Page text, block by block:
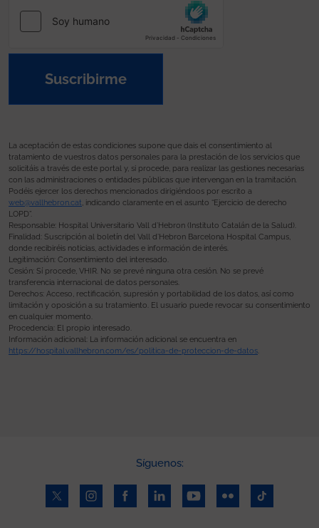
Suscribirme
La aceptación de estas condiciones supone que dais el consentimiento al
tratamiento de vuestros datos personales para la prestación de los servicios que
solicitáis a través de este portal y, si procede, para realizar las gestiones necesarias
con las administraciones o entidades públicas que intervengan en la tramitación.
Podéis ejercer los derechos mencionados dirigiéndoos por escrito a
web@vallhebron.cat, indicando claramente en el asunto “Ejercicio de derecho
LOPD”.
Responsable: Hospital Universitario Vall d’Hebron (Instituto Catalán de la Salud).
Finalidad: Suscripción al boletín del Vall d’Hebron Barcelona Hospital Campus,
donde recibiréis noticias, actividades e información de interés.
Legitimación: Consentimiento del interesado.
Cesión: Sí procede, VHIR. No se prevé ninguna otra cesión. No se prevé
transferencia internacional de datos personales.
Derechos: Acceso, rectificación, supresión y portabilidad de los datos, así como
limitación y oposición a su tratamiento. El usuario puede revocar su consentimiento
en cualquier momento.
Procedencia: El propio interesado.
Información adicional: La información adicional se encuentra en
https://hospital.vallhebron.com/es/politica-de-proteccion-de-datos
Síguenos: